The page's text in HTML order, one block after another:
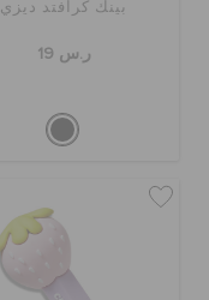
بينك كرافتد ديزي
ر.س 19